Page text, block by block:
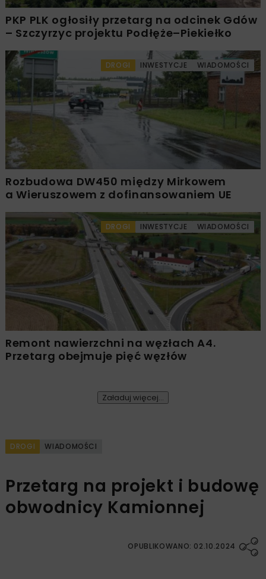
PKP PLK ogłosiły przetarg na odcinek Gdów
– Szczyrzyc projektu Podłęże–Piekiełko
DROGI INWESTYCJE WIADOMOŚCI
Rozbudowa DW450 między Mirkowem
a Wieruszowem z dofinansowaniem UE
DROGI INWESTYCJE WIADOMOŚCI
Remont nawierzchni na węzłach A4.
Przetarg obejmuje pięć węzłów
Załaduj więcej...
DROGI WIADOMOŚCI
Przetarg na projekt i budowę
obwodnicy Kamionnej
OPUBLIKOWANO: 02.10.2024